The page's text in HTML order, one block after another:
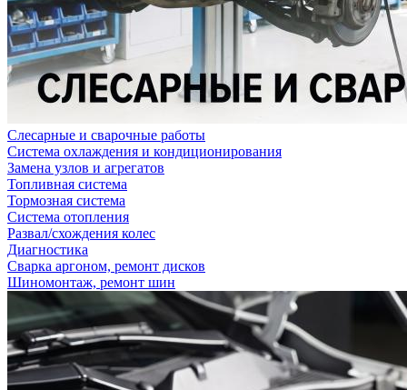
Слесарные и сварочные работы
Система охлаждения и кондиционирования
Замена узлов и агрегатов
Топливная система
Тормозная система
Система отопления
Развал/схождения колес
Диагностика
Сварка аргоном, ремонт дисков
Шиномонтаж, ремонт шин